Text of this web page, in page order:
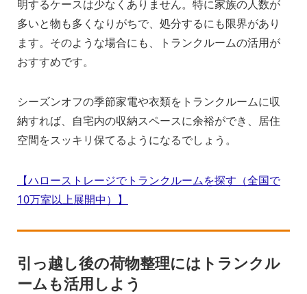
明するケースは少なくありません。特に家族の人数が
多いと物も多くなりがちで、処分するにも限界があり
ます。そのような場合にも、トランクルームの活用が
おすすめです。
シーズンオフの季節家電や衣類をトランクルームに収
納すれば、自宅内の収納スペースに余裕ができ、居住
空間をスッキリ保てるようになるでしょう。
【ハローストレージでトランクルームを探す（全国で
10万室以上展開中）】
引っ越し後の荷物整理にはトランクル
ームも活用しよう